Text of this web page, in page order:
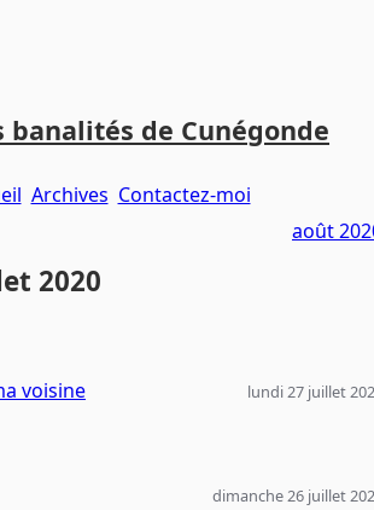
banalités de Cunégonde
Archives Contactez-moi
août
2020
voisine lundi 27 juillet
dimanche 26 juillet